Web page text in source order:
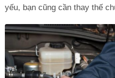
yếu, bạn cũng cần thay thế